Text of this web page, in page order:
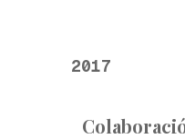
2017